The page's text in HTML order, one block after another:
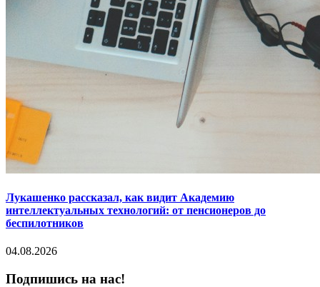
Лукашенко рассказал, как видит Академию
интеллектуальных технологий: от пенсионеров до
беспилотников
04.08.2026
Подпишись на нас!